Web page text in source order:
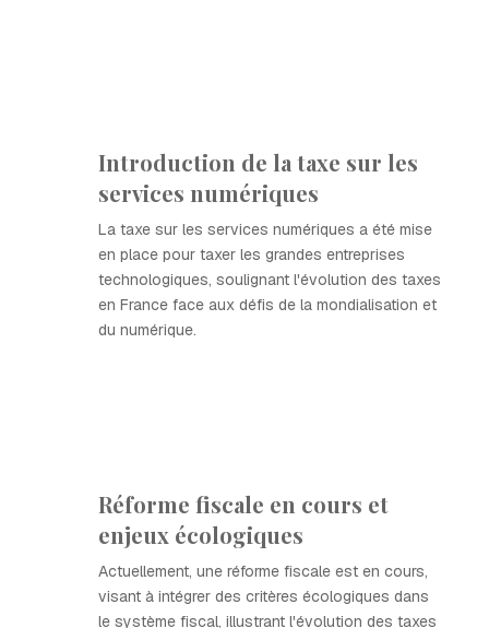
Introduction de la taxe sur les
services numériques
La taxe sur les services numériques a été mise
en place pour taxer les grandes entreprises
technologiques, soulignant l'évolution des taxes
en France face aux défis de la mondialisation et
du numérique.
Réforme fiscale en cours et
enjeux écologiques
Actuellement, une réforme fiscale est en cours,
visant à intégrer des critères écologiques dans
le système fiscal, illustrant l'évolution des taxes